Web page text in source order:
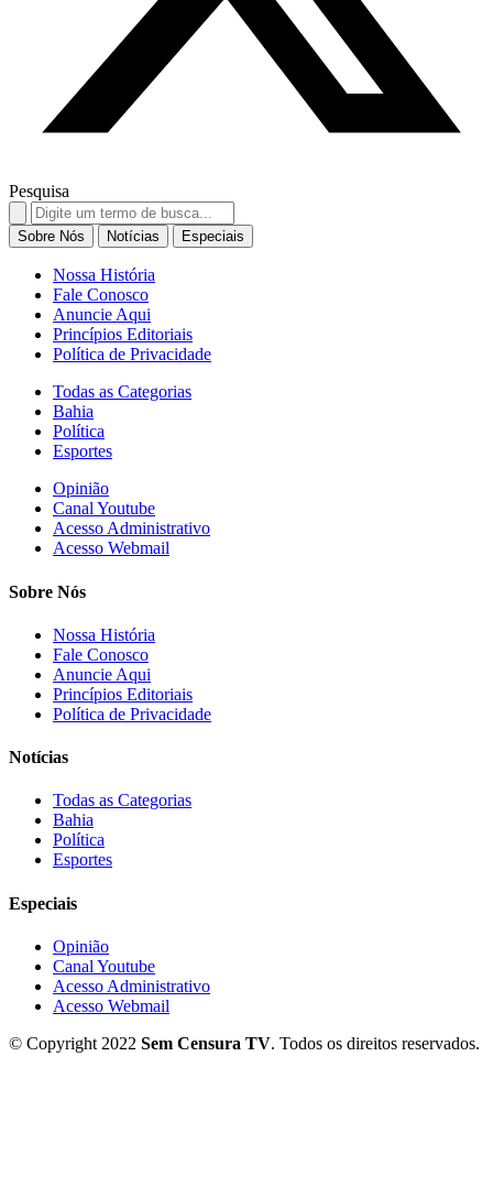
Pesquisa
Search
for:
Sobre Nós Notícias Especiais
Nossa História
Fale Conosco
Anuncie Aqui
Princípios Editoriais
Política de Privacidade
Todas as Categorias
Bahia
Política
Esportes
Opinião
Canal Youtube
Acesso Administrativo
Acesso Webmail
Sobre Nós
Nossa História
Fale Conosco
Anuncie Aqui
Princípios Editoriais
Política de Privacidade
Notícias
Todas as Categorias
Bahia
Política
Esportes
Especiais
Opinião
Canal Youtube
Acesso Administrativo
Acesso Webmail
© Copyright 2022 Sem Censura TV. Todos os direitos reservados.